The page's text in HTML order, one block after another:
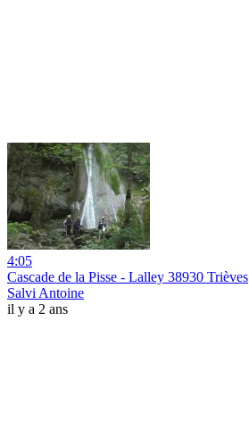
4:05
Cascade de la Pisse - Lalley 38930 Trièves
Salvi Antoine
il y a 2 ans